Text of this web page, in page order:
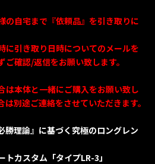
の自宅まで『依頼品』を引き取りに
に引き取り日時についてのメールを
確認/返信をお願い致します。
は本体と一緒にご購入をお願い致し
別途ご連絡をさせていただきます。
勝理論』に基づく究極のロングレン
カスタム「タイプLR-3」